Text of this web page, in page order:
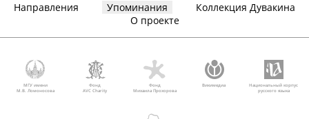
Направления Упоминания
Коллекция Дувакина
О проекте
МГУ имени
М.В. Ломоносова
Фонд
AVC Charity
Фонд
Михаила Прохорова
Викимедиа
Национальный корпус
русского языка